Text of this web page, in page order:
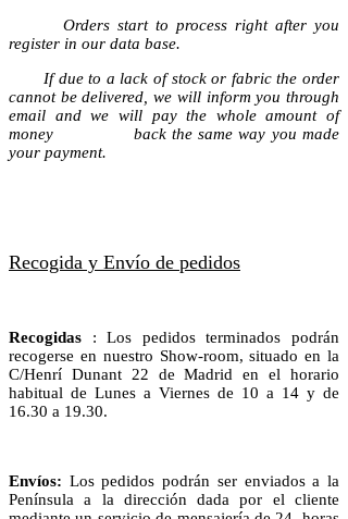
Orders start to process right after you
register in our data base.
If due to a lack of stock or fabric the order
cannot be delivered, we will inform you through
email and we will pay the whole amount of
money back the same way you made
your payment.
Recogida y Envío de pedidos
Recogidas : Los pedidos terminados podrán
recogerse en nuestro Show-room, situado en la
C/Henrí Dunant 22 de Madrid en el horario
habitual de Lunes a Viernes de 10 a 14 y de
16.30 a 19.30.
Envíos: Los pedidos podrán ser enviados a la
Península a la dirección dada por el cliente